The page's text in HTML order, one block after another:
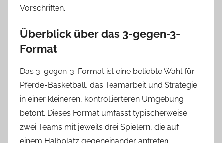
Vorschriften.
Überblick über das 3-gegen-3-
Format
Das 3-gegen-3-Format ist eine beliebte Wahl für
Pferde-Basketball, das Teamarbeit und Strategie
in einer kleineren, kontrollierteren Umgebung
betont. Dieses Format umfasst typischerweise
zwei Teams mit jeweils drei Spielern, die auf
einem Halbplatz gegeneinander antreten.